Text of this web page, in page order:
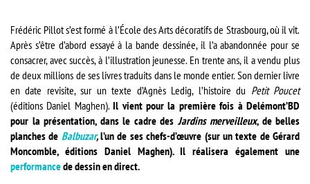
Frédéric Pillot s’est formé à l’École des Arts décoratifs de Strasbourg, où il vit.
Après s’être d’abord essayé à la bande dessinée, il l’a abandonnée pour se
consacrer, avec succès, à l’illustration jeunesse. En trente ans, il a vendu plus
de deux millions de ses livres traduits dans le monde entier. Son dernier livre
en date revisite, sur un texte d’Agnès Ledig, l’histoire du Petit Poucet
(éditions Daniel Maghen).Il vient pour la première fois à Delémont’BD
pour la présentation, dans le cadre des Jardins merveilleux, de belles
planches de Balbuzar,l’un de ses chefs-d’œuvre (sur un texte de Gérard
Moncomble, éditions Daniel Maghen). Il réalisera également une
performancede dessin en direct.